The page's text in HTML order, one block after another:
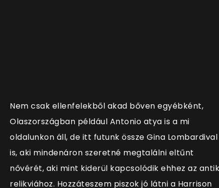
Nem csak ellenfelekből akad bőven egyébként,
Olaszországban például Antonio atya is a mi
oldalunkon áll, de itt futunk össze Gina Lombardival
is, aki mindenáron szeretné megtalálni eltűnt
nővérét, aki mint kiderül kapcsolódik ehhez az antik
relikviához. Hozzáteszem piszok jó látni a Harrison